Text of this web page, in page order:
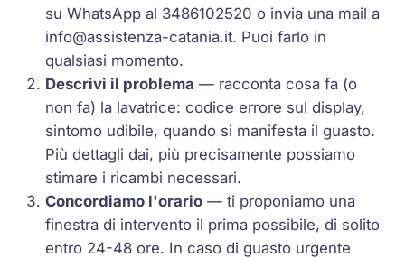
su WhatsApp al 3486102520 o invia una mail a
info@assistenza-catania.it. Puoi farlo in
qualsiasi momento.
Descrivi il problema — racconta cosa fa (o
non fa) la lavatrice: codice errore sul display,
sintomo udibile, quando si manifesta il guasto.
Più dettagli dai, più precisamente possiamo
stimare i ricambi necessari.
Concordiamo l'orario — ti proponiamo una
finestra di intervento il prima possibile, di solito
entro 24-48 ore. In caso di guasto urgente